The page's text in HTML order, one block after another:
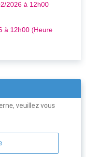
2026 à 12h00
à 12h00 (Heure
veuillez vous